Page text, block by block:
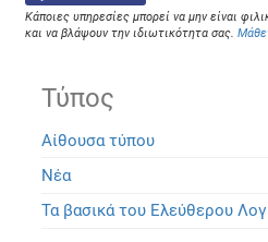
Κάποιες υπηρεσίες μπορεί να μην είναι
και να βλάψουν την ιδιωτικότητα σας.
Τύπος
Αίθουσα τύπου
Νέα
Τα βασικά του Ελεύθερου